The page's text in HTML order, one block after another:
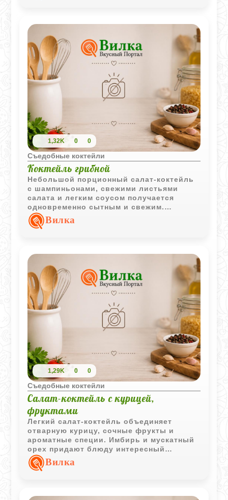
1,32K 0 0
Съедобные коктейли
Коктейль грибной
Небольшой порционный салат-коктейль
с шампиньонами, свежими листьями
салата и легким соусом получается
одновременно сытным и свежим.
Эффектная подача в бокале делает
закуску особенно привлекательной.
Вилка
1,29K 0 0
Съедобные коктейли
Салат-коктейль с курицей,
фруктами
Легкий салат-коктейль объединяет
отварную курицу, сочные фрукты и
ароматные специи. Имбирь и мускатный
орех придают блюду интересный
характер, а орехи кешью делают вкус
более насыщенным.
Вилка